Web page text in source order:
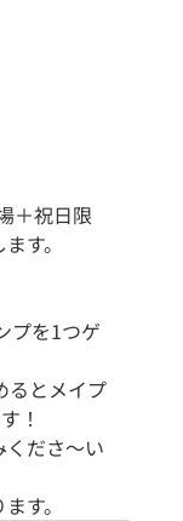
＋祝日限
す。
プを1つゲ
るとメイプ
！
ださ～い
す。